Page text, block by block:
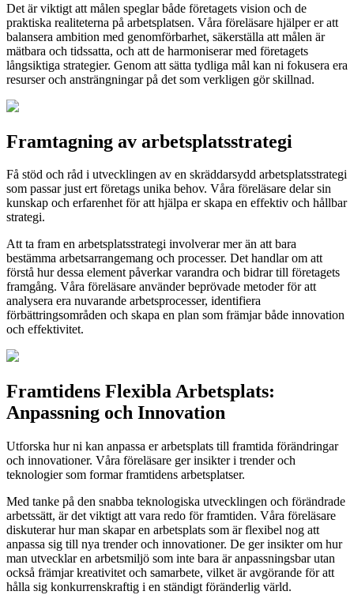
Det är viktigt att målen speglar både företagets vision och de
praktiska realiteterna på arbetsplatsen. Våra föreläsare hjälper er att
balansera ambition med genomförbarhet, säkerställa att målen är
mätbara och tidssatta, och att de harmoniserar med företagets
långsiktiga strategier. Genom att sätta tydliga mål kan ni fokusera era
resurser och ansträngningar på det som verkligen gör skillnad.
Framtagning av arbetsplatsstrategi
Få stöd och råd i utvecklingen av en skräddarsydd arbetsplatsstrategi
som passar just ert företags unika behov. Våra föreläsare delar sin
kunskap och erfarenhet för att hjälpa er skapa en effektiv och hållbar
strategi.
Att ta fram en arbetsplatsstrategi involverar mer än att bara
bestämma arbetsarrangemang och processer. Det handlar om att
förstå hur dessa element påverkar varandra och bidrar till företagets
framgång. Våra föreläsare använder beprövade metoder för att
analysera era nuvarande arbetsprocesser, identifiera
förbättringsområden och skapa en plan som främjar både innovation
och effektivitet.
Framtidens Flexibla Arbetsplats:
Anpassning och Innovation
Utforska hur ni kan anpassa er arbetsplats till framtida förändringar
och innovationer. Våra föreläsare ger insikter i trender och
teknologier som formar framtidens arbetsplatser.
Med tanke på den snabba teknologiska utvecklingen och förändrade
arbetssätt, är det viktigt att vara redo för framtiden. Våra föreläsare
diskuterar hur man skapar en arbetsplats som är flexibel nog att
anpassa sig till nya trender och innovationer. De ger insikter om hur
man utvecklar en arbetsmiljö som inte bara är anpassningsbar utan
också främjar kreativitet och samarbete, vilket är avgörande för att
hålla sig konkurrenskraftig i en ständigt föränderlig värld.